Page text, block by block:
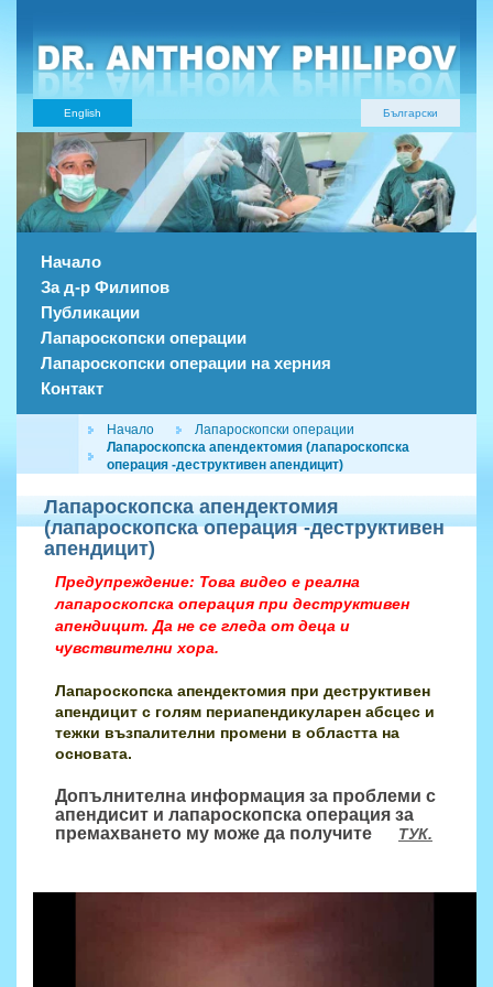
English Български
Начало
За д-р Филипов
Публикации
Лапароскопски операции
Лапароскопски операции на херния
Контакт
Начало
Лапароскопски операции
Лапароскопска апендектомия (лапароскопска
операция -деструктивен апендицит)
Лапароскопска апендектомия
(лапароскопска операция -деструктивен
апендицит)
Предупреждение: Това видео е реална
лапароскопска операция при деструктивен
апендицит. Да не се гледа от деца и
чувствителни хора.
Лапароскопска апендектомия при деструктивен
апендицит с голям периапендикуларен абсцес и
тежки възпалителни промени в областта на
основата.
Допълнителна информация за проблеми с
апендисит и лапароскопска операция за
премахването му може да получите
ТУК.